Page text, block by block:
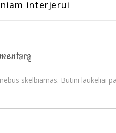
interjerui
skelbiamas. Būtini laukeliai